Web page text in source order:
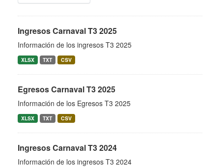
Ingresos Carnaval T3 2025
Información de los ingresos T3 2025
XLSX TXT CSV
Egresos Carnaval T3 2025
Información de los Egresos T3 2025
XLSX TXT CSV
Ingresos Carnaval T3 2024
Información de los ingresos T3 2024